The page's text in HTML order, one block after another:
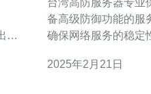
台湾高防服务器专业保障，稳
备高级防御功能的服
确保网络服务的稳定
业的网络安全保障服
2025年2月21日